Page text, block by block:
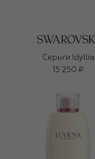
Серьги Idyllia
15 250 ₽